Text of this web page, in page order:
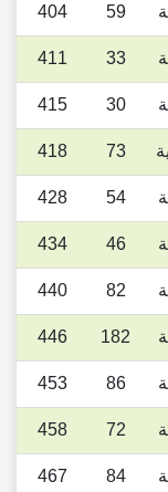
59
404
33
411
30
415
73
418
54
428
46
434
82
440
182
446
86
453
72
458
84
467